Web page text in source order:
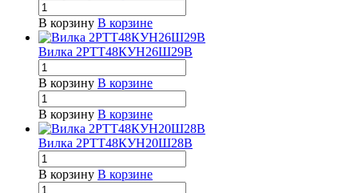
В корзину В корзине
Вилка 2РТТ48КУН26Ш29В
В корзину В корзине
В корзину В корзине
Вилка 2РТТ48КУН20Ш28В
В корзину В корзине